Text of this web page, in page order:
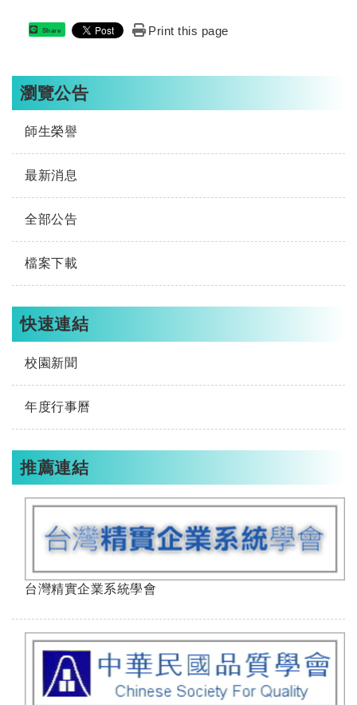
Share Print this page
瀏覽公告
師生榮譽
最新消息
全部公告
檔案下載
快速連結
校園新聞
年度行事曆
推薦連結
台灣精實企業系統學會